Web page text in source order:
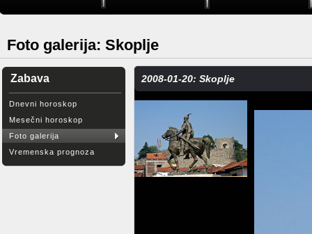
Foto galerija: Skoplje
Zabava
Dnevni horoskop
Mesečni horoskop
Foto galerija
Vremenska prognoza
2008-01-20: Skoplje